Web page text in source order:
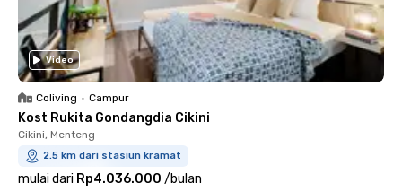
Video
Coliving • Campur
Kost Rukita Gondangdia Cikini
Cikini, Menteng
2.5 km dari stasiun kramat
mulai dari Rp4.036.000 /bulan